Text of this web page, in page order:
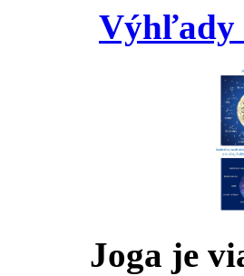
Výhľady
Joga je